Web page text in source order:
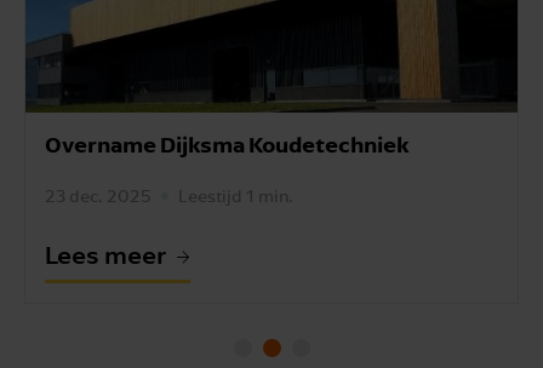
Overname Dijksma Koudetechniek
23 dec. 2025 Leestijd 1 min.
Lees meer